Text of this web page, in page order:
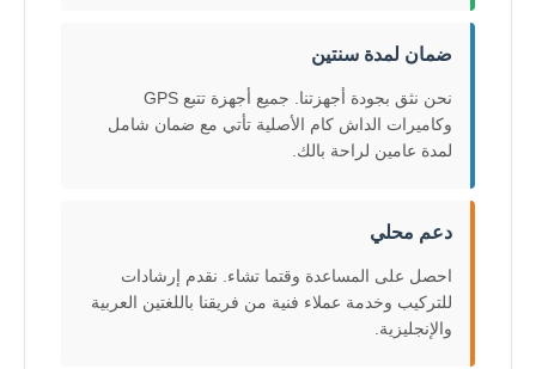
ضمان لمدة سنتين
نحن نثق بجودة أجهزتنا. جميع أجهزة تتبع GPS
وكاميرات الداش كام الأصلية تأتي مع ضمان شامل
لمدة عامين لراحة بالك.
دعم محلي
احصل على المساعدة وقتما تشاء. نقدم إرشادات
للتركيب وخدمة عملاء فنية من فريقنا باللغتين العربية
والإنجليزية.